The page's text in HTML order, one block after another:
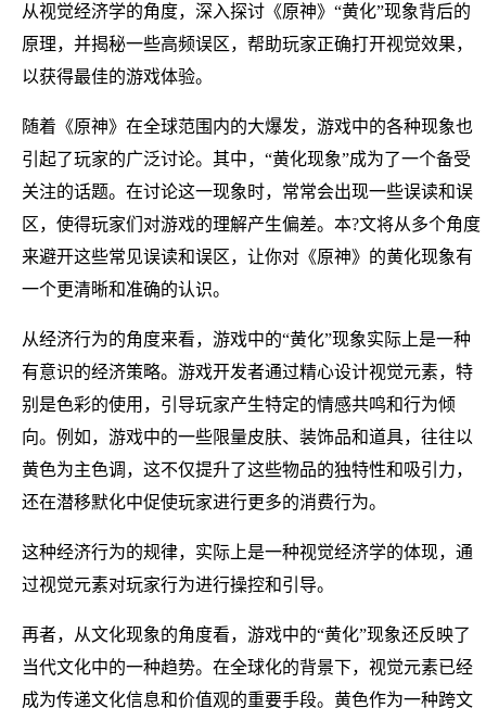
从视觉经济学的角度，深入探讨《原神》“黄化”现象背后的
原理，并揭秘一些高频误区，帮助玩家正确打开视觉效果，
以获得最佳的游戏体验。
随着《原神》在全球范围内的大爆发，游戏中的各种现象也
引起了玩家的广泛讨论。其中，“黄化现象”成为了一个备受
关注的话题。在讨论这一现象时，常常会出现一些误读和误
区，使得玩家们对游戏的理解产生偏差。本?文将从多个角度
来避开这些常见误读和误区，让你对《原神》的黄化现象有
一个更清晰和准确的认识。
从经济行为的角度来看，游戏中的“黄化”现象实际上是一种
有意识的经济策略。游戏开发者通过精心设计视觉元素，特
别是色彩的使用，引导玩家产生特定的情感共鸣和行为倾
向。例如，游戏中的一些限量皮肤、装饰品和道具，往往以
黄色为主色调，这不仅提升了这些物品的独特性和吸引力，
还在潜移默化中促使玩家进行更多的消费行为。
这种经济行为的规律，实际上是一种视觉经济学的体现，通
过视觉元素对玩家行为进行操控和引导。
再者，从文化现象的角度看，游戏中的“黄化”现象还反映了
当代文化中的一种趋势。在全球化的背景下，视觉元素已经
成为传递文化信息和价值观的重要手段。黄色作为一种跨文